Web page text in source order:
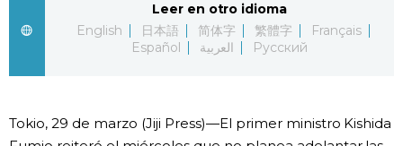
العربية
Русский
Cultura
Leer en otro idioma
English
日本語 简体字 繁體字
Français
Español
العربية Русский
Tokio, 29 de marzo (Jiji Press)—El primer ministro Kishida